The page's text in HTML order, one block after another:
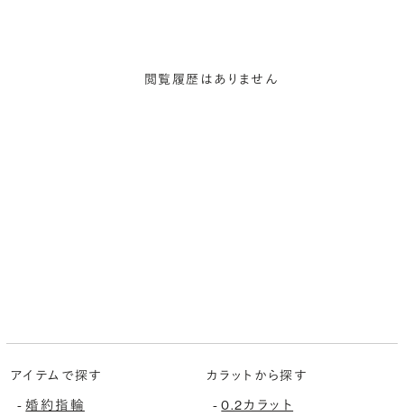
閲覧履歴はありません
アイテムで探す
-婚約指輪
カラットから探す
-0.2カラット